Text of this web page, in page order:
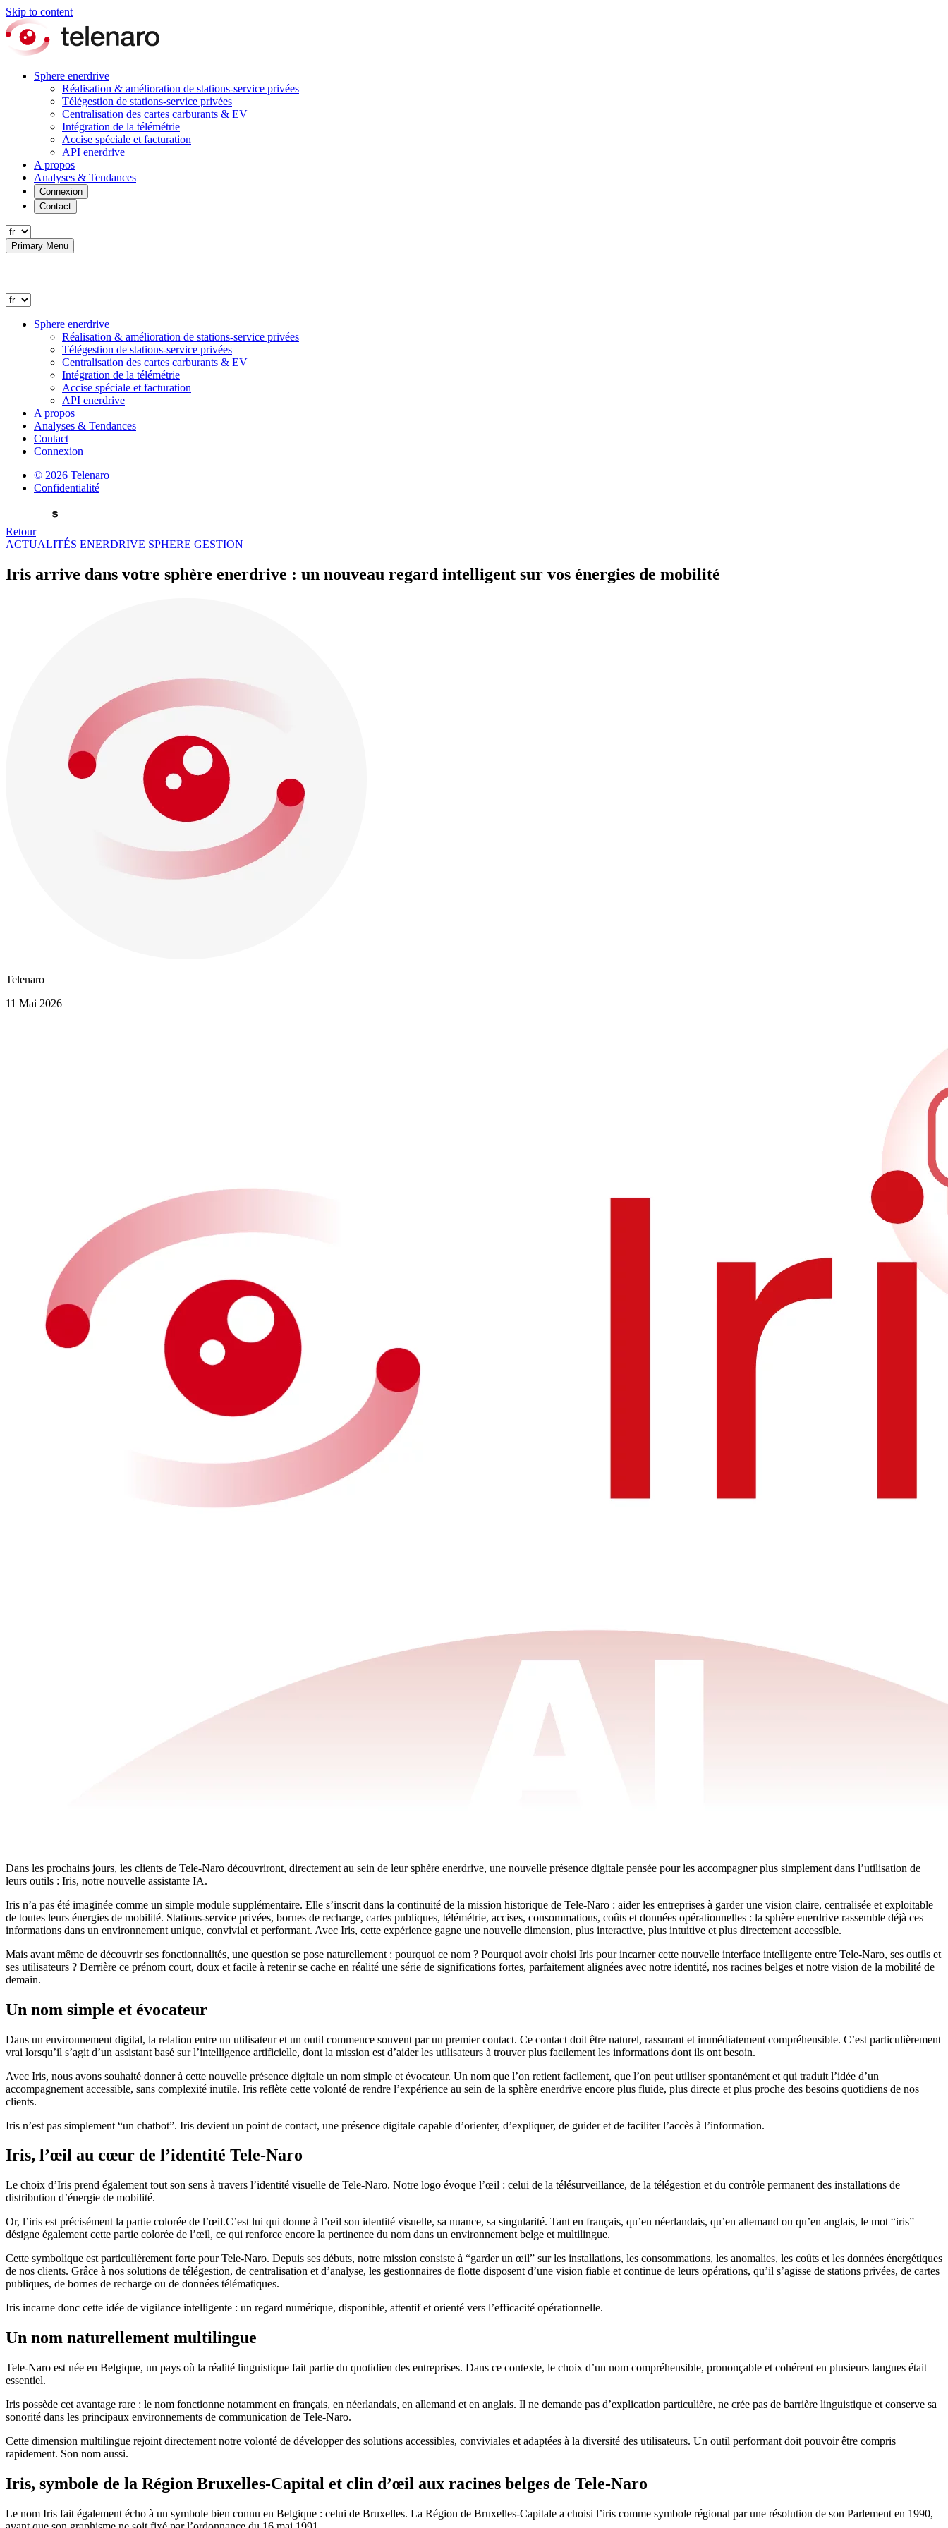
Skip to content
Sphere enerdrive
Réalisation & amélioration de stations-service privées
Télégestion de stations-service privées
Centralisation des cartes carburants & EV
Intégration de la télémétrie
Accise spéciale et facturation
API enerdrive
A propos
Analyses & Tendances
Connexion
Contact
Primary Menu
Sphere enerdrive
Réalisation & amélioration de stations-service privées
Télégestion de stations-service privées
Centralisation des cartes carburants & EV
Intégration de la télémétrie
Accise spéciale et facturation
API enerdrive
A propos
Analyses & Tendances
Contact
Connexion
© 2026 Telenaro
Confidentialité
Retour
ACTUALITÉS ENERDRIVE SPHERE GESTION
Iris arrive dans votre sphère enerdrive : un nouveau regard intelligent sur vos énergies de mobilité
Telenaro
11 Mai 2026
Dans les prochains jours, les clients de Tele-Naro découvriront, directement au sein de leur sphère enerdrive, une nouvelle présence digitale pensée pour les accompagner plus simplement dans l’utilisation de
leurs outils : Iris, notre nouvelle assistante IA.
Iris n’a pas été imaginée comme un simple module supplémentaire. Elle s’inscrit dans la continuité de la mission historique de Tele-Naro : aider les entreprises à garder une vision claire, centralisée et exploitable
de toutes leurs énergies de mobilité. Stations-service privées, bornes de recharge, cartes publiques, télémétrie, accises, consommations, coûts et données opérationnelles : la sphère enerdrive rassemble déjà ces
informations dans un environnement unique, convivial et performant. Avec Iris, cette expérience gagne une nouvelle dimension, plus interactive, plus intuitive et plus directement accessible.
Mais avant même de découvrir ses fonctionnalités, une question se pose naturellement : pourquoi ce nom ? Pourquoi avoir choisi Iris pour incarner cette nouvelle interface intelligente entre Tele-Naro, ses outils et
ses utilisateurs ? Derrière ce prénom court, doux et facile à retenir se cache en réalité une série de significations fortes, parfaitement alignées avec notre identité, nos racines belges et notre vision de la mobilité de
demain.
Un nom simple et évocateur
Dans un environnement digital, la relation entre un utilisateur et un outil commence souvent par un premier contact. Ce contact doit être naturel, rassurant et immédiatement compréhensible. C’est particulièrement
vrai lorsqu’il s’agit d’un assistant basé sur l’intelligence artificielle, dont la mission est d’aider les utilisateurs à trouver plus facilement les informations dont ils ont besoin.
Avec Iris, nous avons souhaité donner à cette nouvelle présence digitale un nom simple et évocateur. Un nom que l’on retient facilement, que l’on peut utiliser spontanément et qui traduit l’idée d’un
accompagnement accessible, sans complexité inutile. Iris reflète cette volonté de rendre l’expérience au sein de la sphère enerdrive encore plus fluide, plus directe et plus proche des besoins quotidiens de nos
clients.
Iris n’est pas simplement “un chatbot”. Iris devient un point de contact, une présence digitale capable d’orienter, d’expliquer, de guider et de faciliter l’accès à l’information.
Iris, l’œil au cœur de l’identité Tele-Naro
Le choix d’Iris prend également tout son sens à travers l’identité visuelle de Tele-Naro. Notre logo évoque l’œil : celui de la télésurveillance, de la télégestion et du contrôle permanent des installations de
distribution d’énergie de mobilité.
Or, l’iris est précisément la partie colorée de l’œil.C’est lui qui donne à l’œil son identité visuelle, sa nuance, sa singularité. Tant en français, qu’en néerlandais, qu’en allemand ou qu’en anglais, le mot “iris”
désigne également cette partie colorée de l’œil, ce qui renforce encore la pertinence du nom dans un environnement belge et multilingue.
Cette symbolique est particulièrement forte pour Tele-Naro. Depuis ses débuts, notre mission consiste à “garder un œil” sur les installations, les consommations, les anomalies, les coûts et les données énergétiques
de nos clients. Grâce à nos solutions de télégestion, de centralisation et d’analyse, les gestionnaires de flotte disposent d’une vision fiable et continue de leurs opérations, qu’il s’agisse de stations privées, de cartes
publiques, de bornes de recharge ou de données télématiques.
Iris incarne donc cette idée de vigilance intelligente : un regard numérique, disponible, attentif et orienté vers l’efficacité opérationnelle.
Un nom naturellement multilingue
Tele-Naro est née en Belgique, un pays où la réalité linguistique fait partie du quotidien des entreprises. Dans ce contexte, le choix d’un nom compréhensible, prononçable et cohérent en plusieurs langues était
essentiel.
Iris possède cet avantage rare : le nom fonctionne notamment en français, en néerlandais, en allemand et en anglais. Il ne demande pas d’explication particulière, ne crée pas de barrière linguistique et conserve sa
sonorité dans les principaux environnements de communication de Tele-Naro.
Cette dimension multilingue rejoint directement notre volonté de développer des solutions accessibles, conviviales et adaptées à la diversité des utilisateurs. Un outil performant doit pouvoir être compris
rapidement. Son nom aussi.
Iris, symbole de la Région Bruxelles-Capital et clin d’œil aux racines belges de Tele-Naro
Le nom Iris fait également écho à un symbole bien connu en Belgique : celui de Bruxelles. La Région de Bruxelles-Capitale a choisi l’iris comme symbole régional par une résolution de son Parlement en 1990,